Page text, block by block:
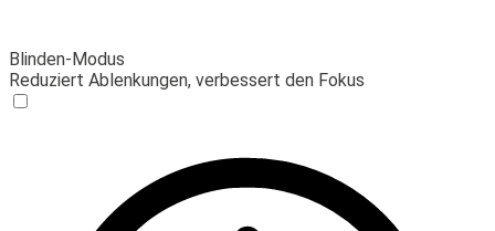
Blinden-Modus
Reduziert Ablenkungen, verbessert den Fokus